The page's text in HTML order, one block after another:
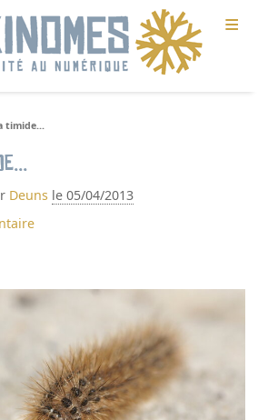
≡
timide...
Deuns le 05/04/2013